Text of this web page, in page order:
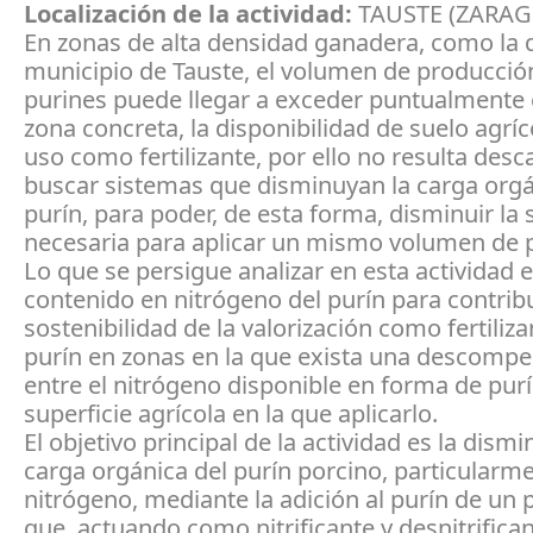
Localización de la actividad: TAUSTE
En zonas de alta densidad ganadera, como la
municipio de Tauste, el volumen de
purines puede llegar a exceder puntualmente
zona concreta, la disponibilidad de suelo
uso como fertilizante, por ello no resulta
buscar sistemas que disminuyan la carga
purín, para poder, de esta forma, disminuir la
necesaria para aplicar un mismo volumen de
Lo que se persigue analizar en esta actividad
contenido en nitrógeno del purín para
sostenibilidad de la valorización como
purín en zonas en la que exista una
entre el nitrógeno disponible en forma de
superficie agrícola en la que aplicarlo.
El objetivo principal de la actividad es la
carga orgánica del purín porcino,
nitrógeno, mediante la adición al purín de un